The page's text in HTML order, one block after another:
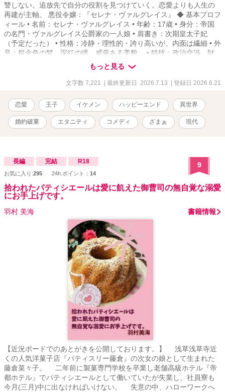
讐しない。追放先で自分の役割を見つけていく。恋愛よりも人生の
再建が主軸。 悪役令嬢：『セレナ・ヴァルグレイス』 ◆ 基本プロフ
ィール • 名前：セレナ・ヴァルグレイス • 年齢：17歳 • 身分：帝国
の名門・ヴァルグレイス公爵家の一人娘 • 肩書き：次期皇太子妃
（予定だった） • 性格：冷静・理性的・誇り高いが、内面は繊細 • 外
見：銀金色の髪、深紅の瞳。威厳ある美貌。 • 特技：政治交渉、財
務管理、魔法薬学（母の影響） • 弱点：人に甘えるのが苦手。孤独
もっと見る
文字数 7,221 | 最終更新日 2026.7.13 | 登録日 2026.6.21
恋愛 王子 イケメン ハッピーエンド 異世界
婚約破棄 エタニティ コメディ ざまぁ 現代
長編 完結 R18
お気に入り:295 24h.ポイント： 14
9
拾われたパティシエールは愛に飢えた御曹司の無自覚な溺愛
にお手上げです。
羽村 美海 書籍情報
【近況ボードでのあとがきを公開しております。】 浅草浅草寺近
くの人気洋菓子店『パティスリー藤倉』の次女の娘として生まれた
藤倉菜々子。 二年前に製菓専門学校を卒業し老舗高級ホテル『帝
都ホテル』でパティシエールとして働いていたが失業し、社員寮も
今月(三月)中に出なければいけない。 失意の中、ハローワークへ